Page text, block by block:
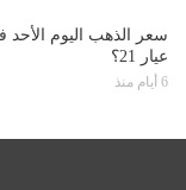
سعر الذهب اليوم
عيار 21؟
6 أيام منذ